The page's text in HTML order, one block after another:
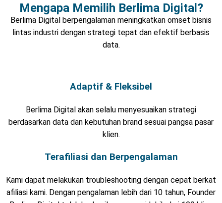
Mengapa Memilih Berlima Digital?
Berlima Digital berpengalaman meningkatkan omset bisnis
lintas industri dengan strategi tepat dan efektif berbasis
data.
Adaptif & Fleksibel
Berlima Digital akan selalu menyesuaikan strategi
berdasarkan data dan kebutuhan brand sesuai pangsa pasar
klien.
Terafiliasi dan Berpengalaman
Kami dapat melakukan troubleshooting dengan cepat berkat
afiliasi kami. Dengan pengalaman lebih dari 10 tahun, Founder